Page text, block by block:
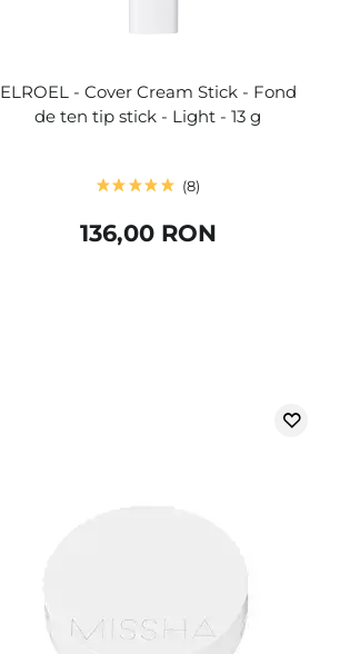
ELROEL - Cover Cream Stick - Fond
de ten tip stick - Light - 13 g
8
136,00 RON